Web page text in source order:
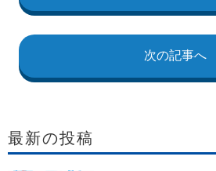
次の記事へ
最新の投稿